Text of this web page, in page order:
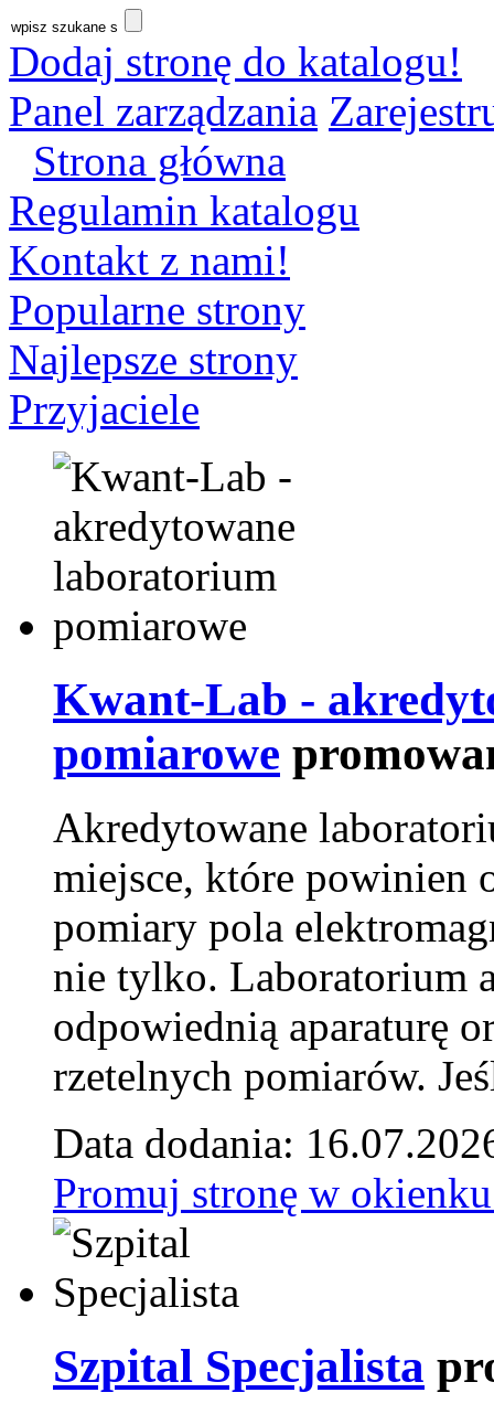
Dodaj stronę do katalogu!
Panel zarządzania
Strona główna
Regulamin katalogu
Kontakt z nami!
Popularne strony
Najlepsze strony
Przyjaciele
Kwant-Lab -
pomiarowe
Akredytowane
miejsce, które powinien
pomiary pola
nie tylko. Laboratorium
odpowiednią aparaturę
rzetelnych pomiarów.
Data dodania:
Promuj stronę w
Szpital Specjalista